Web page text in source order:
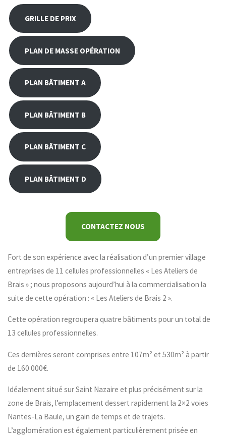
GRILLE DE PRIX
PLAN DE MASSE OPÉRATION
PLAN BÂTIMENT A
PLAN BÂTIMENT B
PLAN BÂTIMENT C
PLAN BÂTIMENT D
CONTACTEZ NOUS
Fort de son expérience avec la réalisation d’un premier village
entreprises de 11 cellules professionnelles « Les Ateliers de
Brais » ; nous proposons aujourd’hui à la commercialisation la
suite de cette opération : « Les Ateliers de Brais 2 ».
Cette opération regroupera quatre bâtiments pour un total de
13 cellules professionnelles.
Ces dernières seront comprises entre 107m² et 530m² à partir
de 160 000€.
Idéalement situé sur Saint Nazaire et plus précisément sur la
zone de Brais, l’emplacement dessert rapidement la 2×2 voies
Nantes-La Baule, un gain de temps et de trajets.
L’agglomération est également particulièrement prisée en